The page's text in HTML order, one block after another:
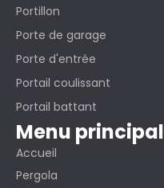
Portillon
Porte de garage
Porte d'entrée
Portail coulissant
Portail battant
Menu principal
Accueil
Pergola